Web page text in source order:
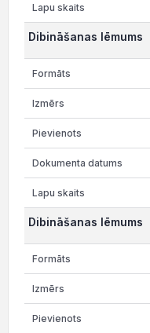
Dibināšanas lēmums
Dibināšanas lēmums